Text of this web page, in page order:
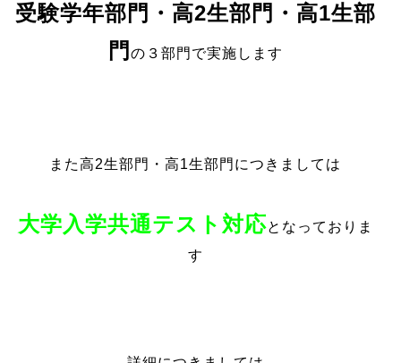
受験学年部門・高2生部門・高1生部
門 の３部門で実施します
また高2生部門・高1生部門につきましては
大学入学共通テスト対応となっておりま
す